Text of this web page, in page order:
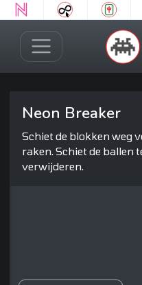
Neon Breaker
Schiet de blokken weg
raken. Schiet de ballen
verwijderen.